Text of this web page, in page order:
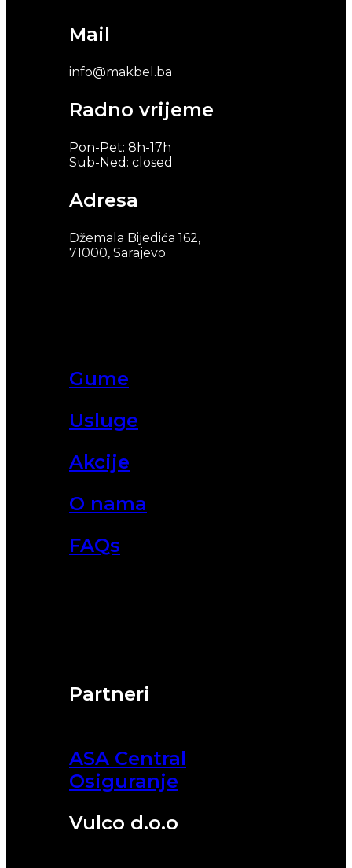
Partneri
ASA Central
Osiguranje
Vulco d.o.o
Gume
Usluge
Akcije
O nama
FAQs
Mail
info@makbel.ba
Radno vrijeme
Pon-Pet: 8h-17h
Sub-Ned: closed
Adresa
Džemala Bijedića 162,
71000, Sarajevo